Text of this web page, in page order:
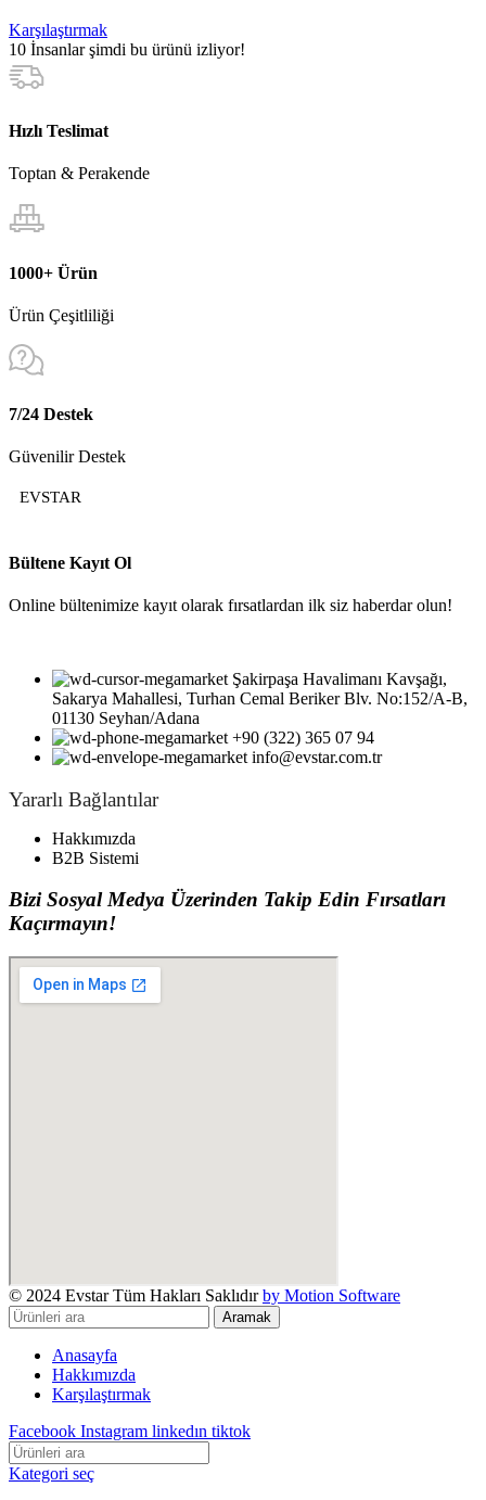
Karşılaştırmak
10 İnsanlar şimdi bu ürünü izliyor!
Hızlı Teslimat
Toptan & Perakende
1000+ Ürün
Ürün Çeşitliliği
7/24 Destek
Güvenilir Destek
EVSTAR
Bültene Kayıt Ol
Online bültenimize kayıt olarak fırsatlardan ilk siz haberdar olun!
Şakirpaşa Havalimanı Kavşağı,
Sakarya Mahallesi, Turhan Cemal Beriker Blv. No:152/A-B,
01130 Seyhan/Adana
+90 (322) 365 07 94
info@evstar.com.tr
Yararlı Bağlantılar
Hakkımızda
B2B Sistemi
Bizi Sosyal Medya Üzerinden Takip Edin Fırsatları
Kaçırmayın!
© 2024 Evstar Tüm Hakları Saklıdırby Motion Software
Aramak
Anasayfa
Hakkımızda
Karşılaştırmak
Facebook Instagram linkedın tiktok
Kategori seç